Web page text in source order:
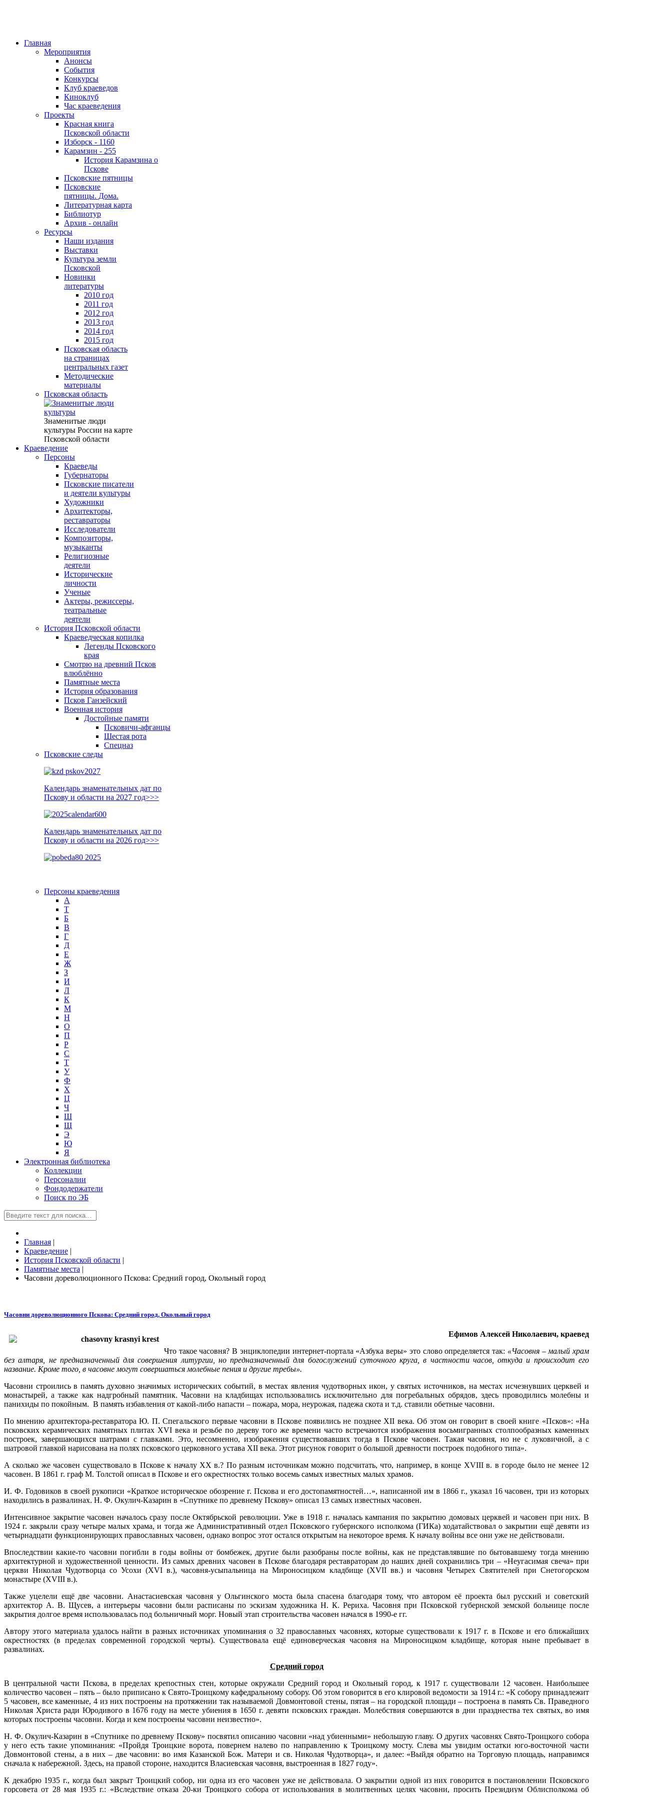
Главная
Мероприятия
Анонсы
События
Конкурсы
Клуб краеведов
Киноклуб
Час краеведения
Проекты
Красная книга
Псковской области
Изборск - 1160
Карамзин - 255
История Карамзина о
Пскове
Псковские пятницы
Псковские
пятницы. Дома.
Литературная карта
Библиотур
Архив - онлайн
Ресурсы
Наши издания
Выставки
Культура земли
Псковской
Новинки
литературы
2010 год
2011 год
2012 год
2013 год
2014 год
2015 год
Псковская область
на страницах
центральных газет
Методические
материалы
Псковская область
Знаменитые люди
культуры России на карте
Псковской области
Краеведение
Персоны
Краеведы
Губернаторы
Псковские писатели
и деятели культуры
Художники
Архитекторы,
реставраторы
Исследователи
Композиторы,
музыканты
Религиозные
деятели
Исторические
личности
Ученые
Актеры, режиссеры,
театральные
деятели
История Псковской области
Краеведческая копилка
Легенды Псковского
края
Смотрю на древний Псков
влюблённо
Памятные места
История образования
Псков Ганзейский
Военная история
Достойные памяти
Псковичи-афганцы
Шестая рота
Спецназ
Псковские следы
Календарь знаменательных дат по
Пскову и области на 2027 год>>>
Календарь знаменательных дат по
Пскову и области на 2026 год>>>
Персоны краеведения
А
T
Б
В
Г
Д
Е
Ж
З
И
Л
К
М
Н
О
П
Р
С
Т
У
Ф
Х
Ц
Ч
Ш
Щ
Э
Ю
Я
Электронная библиотека
Коллекции
Персоналии
Фондодержатели
Поиск по ЭБ
Главная |
Краеведение |
История Псковской области |
Памятные места |
Часовни дореволюционного Пскова: Средний город, Окольный город
Часовни дореволюционного Пскова: Средний город, Окольный город
Ефимов Алексей Николаевич, краевед
Что такое часовня? В энциклопедии интернет-портала «Азбука веры» это слово определяется так: «Часовня – малый храм
без алтаря, не предназначенный для совершения литургии, но предназначенный для богослужений суточного круга, в частности часов, откуда и происходит его
название. Кроме того, в часовне могут совершаться молебные пения и другие требы».
Часовни строились в память духовно значимых исторических событий, в местах явления чудотворных икон, у святых источников, на местах исчезнувших церквей и
монастырей, а также как надгробный памятник. Часовни на кладбищах использовались исключительно для погребальных обрядов, здесь проводились молебны и
панихиды по покойным. В память избавления от какой-либо напасти – пожара, мора, неурожая, падежа скота и т.д. ставили обетные часовни.
По мнению архитектора-реставратора Ю. П. Спегальского первые часовни в Пскове появились не позднее XII века. Об этом он говорит в своей книге «Псков»: «На
псковских керамических памятных плитах XVI века и резьбе по дереву того же времени часто встречаются изображения восьмигранных столпообразных каменных
построек, завершающихся шатрами с главками. Это, несомненно, изображения существовавших тогда в Пскове часовен. Такая часовня, но не с луковичной, а с
шатровой главкой нарисована на полях псковского церковного устава XII века. Этот рисунок говорит о большой древности построек подобного типа».
А сколько же часовен существовало в Пскове к началу XX в.? По разным источникам можно подсчитать, что, например, в конце XVIII в. в городе было не менее 12
часовен. В 1861 г. граф М. Толстой описал в Пскове и его окрестностях только восемь самых известных малых храмов.
И. Ф. Годовиков в своей рукописи «Краткое историческое обозрение г. Пскова и его достопамятностей…», написанной им в 1866 г., указал 16 часовен, три из которых
находились в развалинах. Н. Ф. Окулич-Казарин в «Спутнике по древнему Пскову» описал 13 самых известных часовен.
Интенсивное закрытие часовен началось сразу после Октябрьской революции. Уже в 1918 г. началась кампания по закрытию домовых церквей и часовен при них. В
1924 г. закрыли сразу четыре малых храма, и тогда же Административный отдел Псковского губернского исполкома (ГИКа) ходатайствовал о закрытии ещё девяти из
четырнадцати функционирующих православных часовен, однако вопрос этот остался открытым на некоторое время. К началу войны все они уже не действовали.
Впоследствии какие-то часовни погибли в годы войны от бомбежек, другие были разобраны после войны, как не представлявшие по бытовавшему тогда мнению
архитектурной и художественной ценности. Из самых древних часовен в Пскове благодаря реставраторам до наших дней сохранились три – «Неугасимая свеча» при
церкви Николая Чудотворца со Усохи (XVI в.), часовня-усыпальница на Мироносицком кладбище (XVII вв.) и часовня Четырех Святителей при Снетогорском
монастыре (XVIII в.).
Также уцелели ещё две часовни. Анастасиевская часовня у Ольгинского моста была спасена благодаря тому, что автором её проекта был русский и советский
архитектор А. В. Щусев, а интерьеры часовни были расписаны по эскизам художника Н. К. Рериха. Часовня при Псковской губернской земской больнице после
закрытия долгое время использовалась под больничный морг. Новый этап строительства часовен начался в 1990-е гг.
Автору этого материала удалось найти в разных источниках упоминания о 32 православных часовнях, которые существовали к 1917 г. в Пскове и его ближайших
окрестностях (в пределах современной городской черты). Существовала ещё единоверческая часовня на Мироносицком кладбище, которая ныне пребывает в
развалинах.
Средний город
В центральной части Пскова, в пределах крепостных стен, которые окружали Средний город и Окольный город, к 1917 г. существовали 12 часовен. Наибольшее
количество часовен – пять – было приписано к Свято-Троицкому кафедральному собору. Об этом говорится в его клировой ведомости за 1914 г.: «К собору принадлежит
5 часовен, все каменные, 4 из них построены на протяжении так называемой Довмонтовой стены, пятая – на городской площади – построена в память Св. Праведного
Николая Христа ради Юродивого в 1676 году на месте убиения в 1650 г. девяти псковских граждан. Молебствия совершаются в дни празднества тех святых, во имя
которых построены часовни. Когда и кем построены часовни неизвестно».
Н. Ф. Окулич-Казарин в «Спутнике по древнему Пскову» посвятил описанию часовни «над убиенными» небольшую главу. О других часовнях Свято-Троицкого собора
у него есть такие упоминания: «Пройдя Троицкие ворота, повернем налево по направлению к Троицкому мосту. Слева мы увидим остатки юго-восточной части
Довмонтовой стены, а в них – две часовни: во имя Казанской Бож. Матери и св. Николая Чудотворца», и далее: «Выйдя обратно на Торговую площадь, направимся
сначала к набережной. Здесь, на правой стороне, находится Власиевская часовня, выстроенная в 1827 году».
К декабрю 1935 г., когда был закрыт Троицкий собор, ни одна из его часовен уже не действовала. О закрытии одной из них говорится в постановлении Псковского
горсовета от 28 мая 1935 г.: «Вследствие отказа 20-ки Троицкого собора от использования в молитвенных целях часовни, просить Президиум Облисполкома об